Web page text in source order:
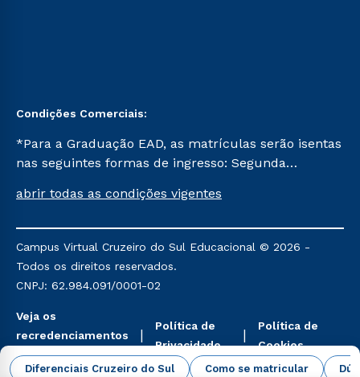
Diferenciais Cruzeiro do Sul Como se matricular
Condições Comerciais:
*Para a Graduação EAD, as matrículas serão isentas
nas seguintes formas de ingresso: Segunda
Já para as demais, a taxa de matrícula será de R$
mencionadas são referentes aos cursos: Ensino
Religioso, Geografia para a Docência e Metodologia
do Ensino de História: Questões Atuais.
abrir todas as condições vigentes
Campus Virtual Cruzeiro do Sul Educacional © 2026 -
Todos os direitos reservados.
CNPJ: 62.984.091/0001-02
Veja os
recredenciamentos
aqui
Política de
Privacidade
Política de
Cookies